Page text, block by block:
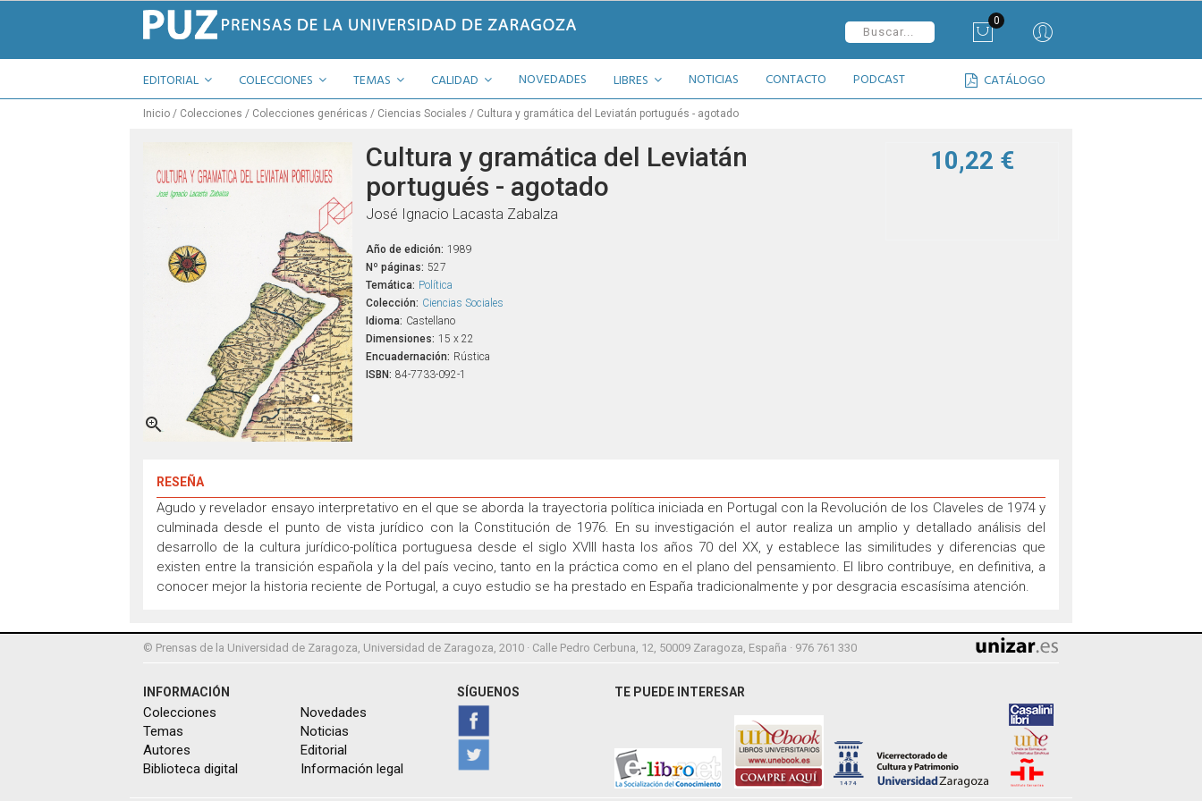
0
EDITORIAL COLECCIONES TEMAS CATÁLOGO
CALIDAD NOVEDADES LIBRES NOTICIAS CONTACTO PODCAST
Inicio Colecciones Colecciones genéricas Ciencias Sociales Cultura y gramática del Leviatán portugués - agotado

Cultura y gramática del Leviatán
portugués - agotado
José Ignacio Lacasta Zabalza
Año de edición: 1989
Nº páginas: 527
Temática: Política
Colección: Ciencias Sociales
Idioma: Castellano
Dimensiones: 15 x 22
Encuadernación: Rústica
ISBN: 84-7733-092-1
10,22 €
RESEÑA
Agudo y revelador ensayo interpretativo en el que se aborda la trayectoria política iniciada en Portugal con la Revolución de los Claveles de 1974 y
culminada desde el punto de vista jurídico con la Constitución de 1976. En su investigación el autor realiza un amplio y detallado análisis del
desarrollo de la cultura jurídico-política portuguesa desde el siglo XVIII hasta los años 70 del XX, y establece las similitudes y diferencias que
existen entre la transición española y la del país vecino, tanto en la práctica como en el plano del pensamiento. El libro contribuye, en definitiva, a
conocer mejor la historia reciente de Portugal, a cuyo estudio se ha prestado en España tradicionalmente y por desgracia escasísima atención.
© Prensas de la Universidad de Zaragoza, Universidad de Zaragoza, 2010 · Calle Pedro Cerbuna, 12, 50009 Zaragoza, España · 976 761 330
INFORMACIÓN
Colecciones
Temas
Autores
Biblioteca digital
Novedades
Noticias
Editorial
Información legal
SÍGUENOS TE PUEDE INTERESAR